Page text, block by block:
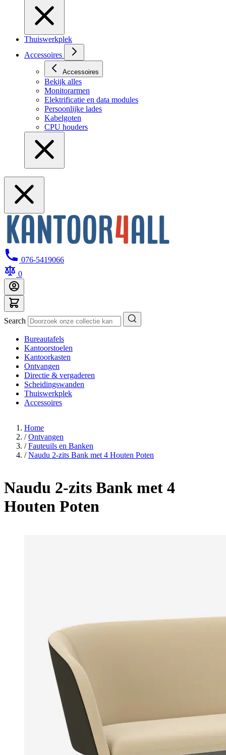
Thuiswerkplek
Accessoires
Accessoires
Bekijk alles
Monitorarmen
Elektrificatie en data modules
Persoonlijke lades
Kabelgoten
CPU houders
076-5419066
0
Search
Bureautafels
Kantoorstoelen
Kantoorkasten
Ontvangen
Directie & vergaderen
Scheidingswanden
Thuiswerkplek
Accessoires
Home
/ Ontvangen
/ Fauteuils en Banken
/ Naudu 2-zits Bank met 4 Houten Poten
Naudu 2-zits Bank met 4
Houten Poten